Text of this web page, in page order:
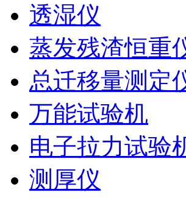
透湿仪
蒸发残渣恒重
总迁移量测定
万能试验机
电子拉力试验
测厚仪